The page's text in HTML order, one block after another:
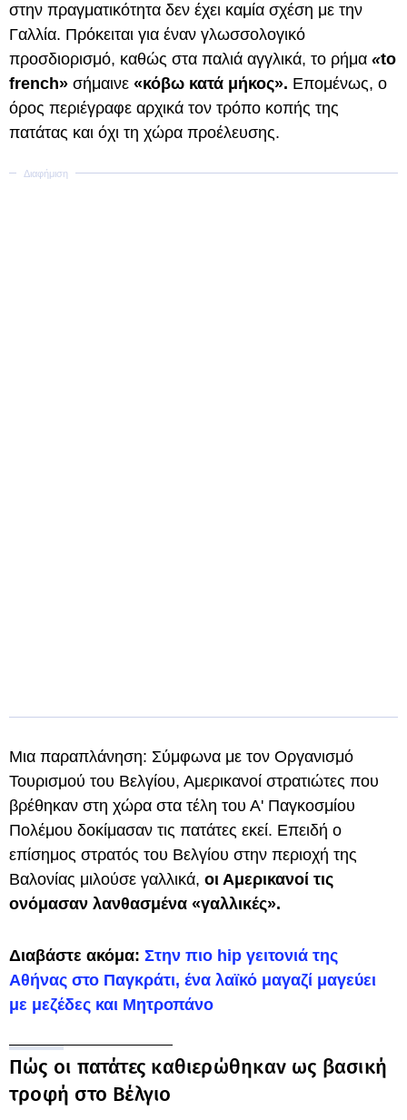
στην πραγματικότητα δεν έχει καμία σχέση με την
Γαλλία. Πρόκειται για έναν γλωσσολογικό
προσδιορισμό, καθώς στα παλιά αγγλικά, το ρήμα «to
french» σήμαινε «κόβω κατά μήκος». Επομένως, ο
όρος περιέγραφε αρχικά τον τρόπο κοπής της
πατάτας και όχι τη χώρα προέλευσης.
Μια παραπλάνηση: Σύμφωνα με τον Οργανισμό
Τουρισμού του Βελγίου, Αμερικανοί στρατιώτες που
βρέθηκαν στη χώρα στα τέλη του Α' Παγκοσμίου
Πολέμου δοκίμασαν τις πατάτες εκεί. Επειδή ο
επίσημος στρατός του Βελγίου στην περιοχή της
Βαλονίας μιλούσε γαλλικά, οι Αμερικανοί τις
ονόμασαν λανθασμένα «γαλλικές».
Διαβάστε ακόμα: Στην πιο hip γειτονιά της
Αθήνας στο Παγκράτι, ένα λαϊκό μαγαζί μαγεύει
με μεζέδες και Μητροπάνο
Πώς οι πατάτες καθιερώθηκαν ως βασική
τροφή στο Βέλγιο